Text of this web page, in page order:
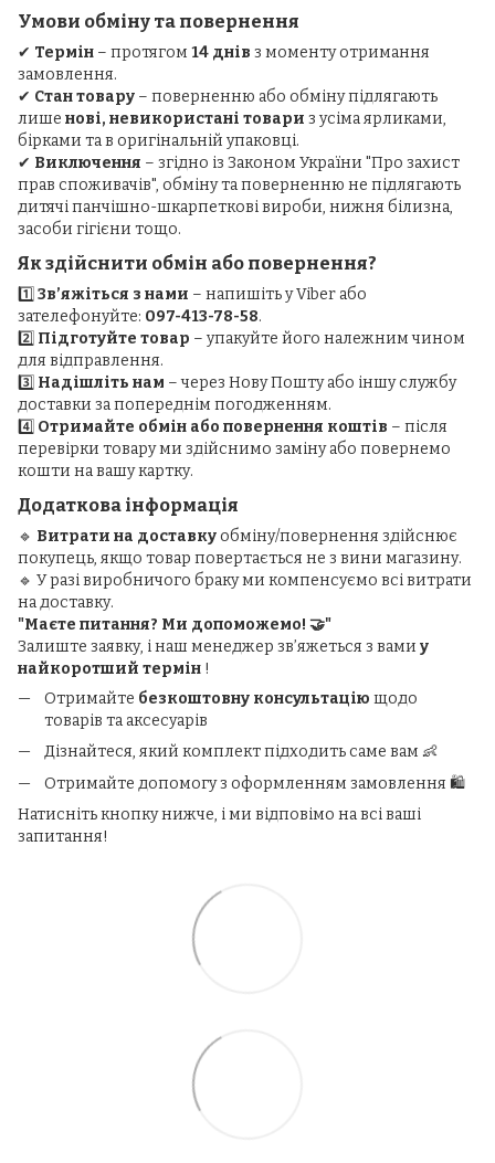
Умови обміну та повернення
✔ Термін – протягом 14 днів з моменту отримання
замовлення.
✔ Стан товару – поверненню або обміну підлягають
лише нові, невикористані товари з усіма ярликами,
бірками та в оригінальній упаковці.
✔ Виключення – згідно із Законом України "Про захист
прав споживачів", обміну та поверненню не підлягають
дитячі панчішно-шкарпеткові вироби, нижня білизна,
засоби гігієни тощо.
Як здійснити обмін або повернення?
1️⃣ Зв’яжіться з нами – напишіть у Viber або
зателефонуйте: 097-413-78-58.
2️⃣ Підготуйте товар – упакуйте його належним чином
для відправлення.
3️⃣ Надішліть нам – через Нову Пошту або іншу службу
доставки за попереднім погодженням.
4️⃣ Отримайте обмін або повернення коштів – після
перевірки товару ми здійснимо заміну або повернемо
кошти на вашу картку.
Додаткова інформація
🔹 Витрати на доставкуобміну/повернення здійснює
покупець, якщо товар повертається не з вини магазину.
🔹 У разі виробничого браку ми компенсуємо всі витрати
на доставку.
"Маєте питання? Ми допоможемо! 🤝"
Залиште заявку, і наш менеджер зв’яжеться з вами у
найкоротший термін !
Отримайте безкоштовну консультацію щодо
товарів та аксесуарів
Дізнайтеся, який комплект підходить саме вам 👶
Отримайте допомогу з оформленням замовлення 🛍️
Натисніть кнопку нижче, і ми відповімо на всі ваші
запитання!